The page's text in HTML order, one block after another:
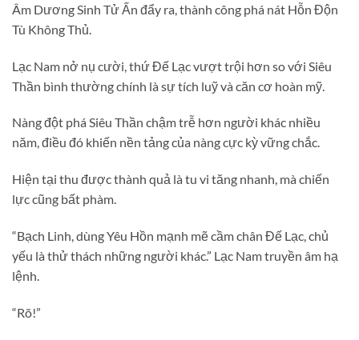
Âm Dương Sinh Tử Ấn đẩy ra, thành công phá nát Hỗn Độn
Tù Không Thủ.
Lạc Nam nở nụ cười, thứ Đế Lạc vượt trội hơn so với Siêu
Thần bình thường chính là sự tích luỹ và căn cơ hoàn mỹ.
Nàng đột phá Siêu Thần chậm trễ hơn người khác nhiều
năm, điều đó khiến nền tảng của nàng cực kỳ vững chắc.
Hiện tại thu được thành quả là tu vi tăng nhanh, mà chiến
lực cũng bất phàm.
“Bạch Linh, dùng Yêu Hồn mạnh mẽ cầm chân Đế Lạc, chủ
yếu là thử thách những người khác.” Lạc Nam truyền âm hạ
lệnh.
“Rõ!”